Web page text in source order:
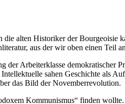
alten Historiker der Bourgeoisie
aus der wir oben einen Teil
der Arbeiterklasse demokratischer
sahen Geschichte als
das Bild der Novemberrevolution.
Kommunismus“ finden